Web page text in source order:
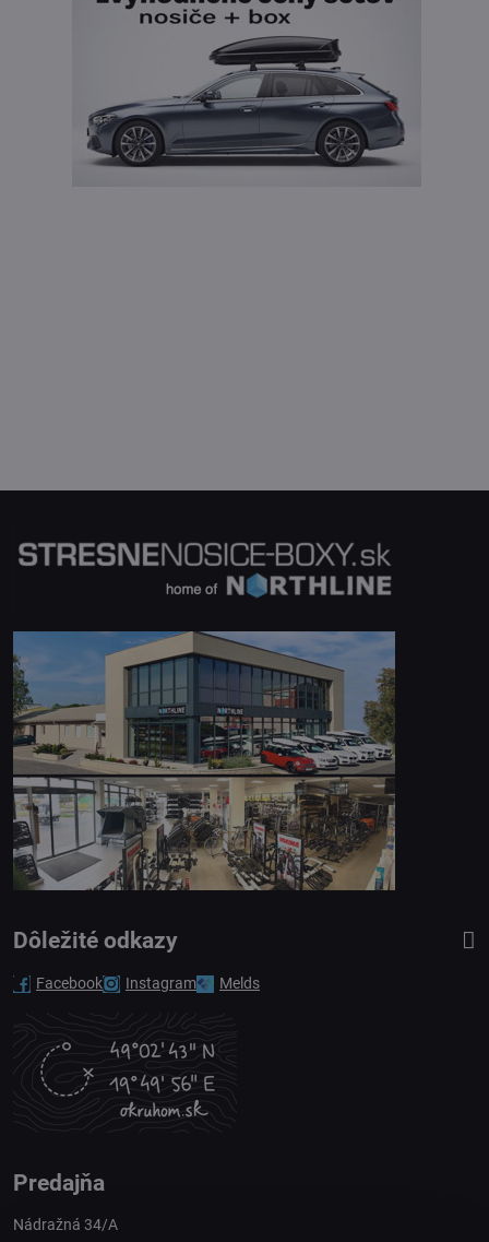
Dôležité odkazy
Facebook Instagram Melds
Predajňa
Nádražná 34/A